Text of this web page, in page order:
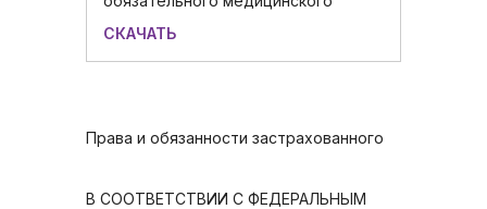
СКАЧАТЬ
Права и обязанности застрахованного
В СООТВЕТСТВИИ С ФЕДЕРАЛЬНЫМ